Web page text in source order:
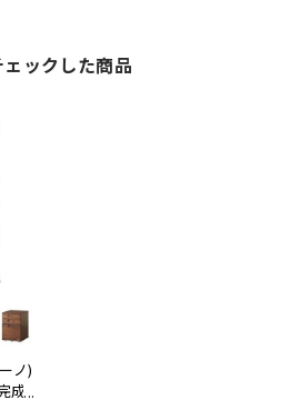
ックした商品
ノ)
成